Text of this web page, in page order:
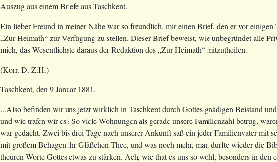
Auszug aus einem Briefe aus Taschkent.
Ein lieber Freund in meiner Nähe war so freundlich, mir einen Brief, den er vor einigen
„Zur Heimath“ zur Verfügung zu stellen. Dieser Brief beweist, wie unbegründet alle
mich, das Wesentlichste daraus der Redaktion des „Zur Heimath“ mitzutheilen.
(Korr. D. Z.H.)
Taschkent, den 9 Januar 1881.
...Also befinden wir uns jetzt wirklich in Taschkent durch Gottes gnädigen Beistand
und wie trafen wir es? So viele Wohnungen als gerade unsere Familienzahl betrug,
war gedacht. Zwei bis drei Tage nach unserer Ankunft saß ein jeder Familienvater mit
mit großem Behagen ihr Gläßchen Thee, und was noch mehr, man durfte wieder die
theuren Worte Gottes etwas zu stärken. Ach, wie that es uns so wohl, besonders in